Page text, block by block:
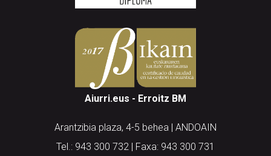
Aiurri.eus - Erroitz BM
Arantzibia plaza, 4-5 behea | ANDOAIN
Tel.: 943 300 732 | Faxa: 943 300 731